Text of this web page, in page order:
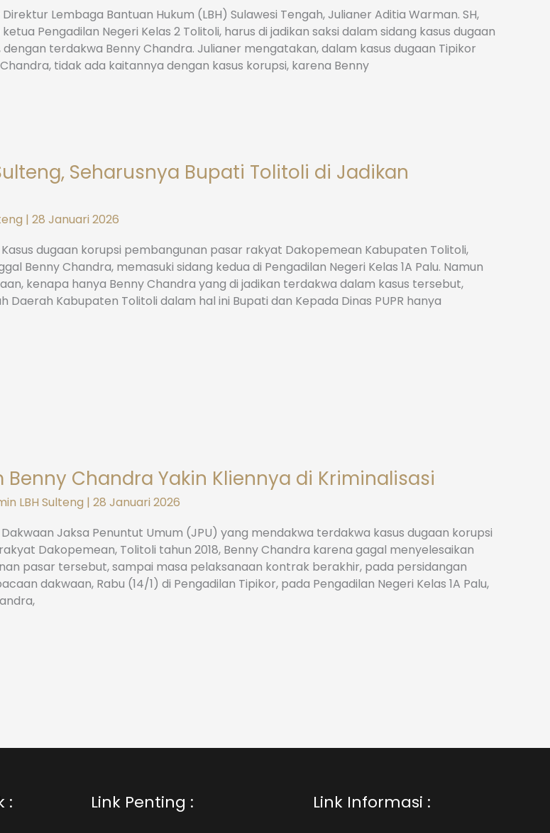
Direktur Lembaga Bantuan Hukum (LBH) Sulawesi Tengah, Julianer Aditia Warman. SH,
Pengadilan Negeri Kelas 2 Tolitoli, harus di jadikan saksi dalam sidang kasus dugaan
dengan terdakwa Benny Chandra. Julianer mengatakan, dalam kasus dugaan Tipikor
tidak ada kaitannya dengan kasus korupsi, karena Benny
Seharusnya Bupati Tolitoli di Jadikan
| 28 Januari 2026
Kasus dugaan korupsi pembangunan pasar rakyat Dakopemean Kabupaten Tolitoli,
Benny Chandra, memasuki sidang kedua di Pengadilan Negeri Kelas 1A Palu. Namun
kenapa hanya Benny Chandra yang di jadikan terdakwa dalam kasus tersebut,
Daerah Kabupaten Tolitoli dalam hal ini Bupati dan Kepada Dinas PUPR hanya
Benny Chandra Yakin Kliennya di Kriminalisasi
LBH Sulteng | 28 Januari 2026
Dakwaan Jaksa Penuntut Umum (JPU) yang mendakwa terdakwa kasus dugaan korupsi
Dakopemean, Tolitoli tahun 2018, Benny Chandra karena gagal menyelesaikan
pasar tersebut, sampai masa pelaksanaan kontrak berakhir, pada persidangan
dakwaan, Rabu (14/1) di Pengadilan Tipikor, pada Pengadilan Negeri Kelas 1A Palu,
: Link Penting : Link Informasi :